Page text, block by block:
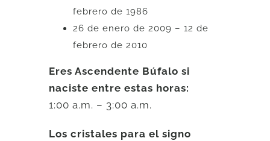
febrero de 1986
26 de enero de 2009 – 12 de
febrero de 2010
Eres Ascendente Búfalo si
naciste entre estas horas:
1:00 a.m. – 3:00 a.m.
Los cristales para el signo